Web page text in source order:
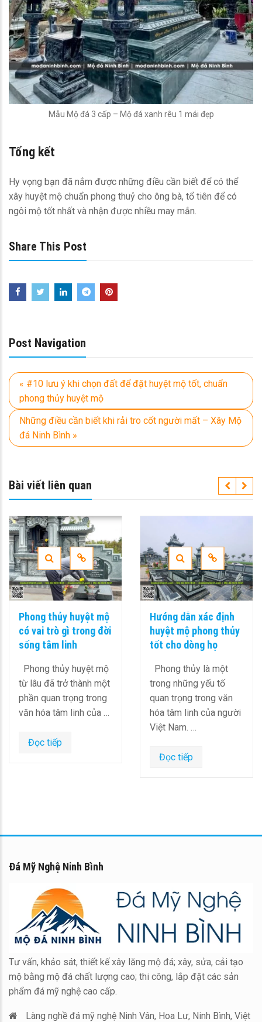
Mẫu Mộ đá 3 cấp – Mộ đá xanh rêu 1 mái đẹp
Tổng kết
Hy vọng bạn đã nắm được những điều cần biết để có thể
xây huyệt mộ chuẩn phong thuỷ cho ông bà, tổ tiên để có
ngôi mộ tốt nhất và nhận được nhiều may mắn.
Share This Post
Post Navigation
« #10 lưu ý khi chọn đất để đặt huyệt mộ tốt, chuẩn
phong thủy huyệt mộ
Những điều cần biết khi rải tro cốt người mất – Xây Mộ
đá Ninh Bình »
Bài viết liên quan
Phong thủy huyệt mộ
có vai trò gì trong đời
sống tâm linh
Phong thủy huyệt mộ
từ lâu đã trở thành một
phần quan trọng trong
văn hóa tâm linh của …
Đọc tiếp
Hướng dẫn xác định
huyệt mộ phong thủy
tốt cho dòng họ
Phong thủy là một
trong những yếu tố
quan trọng trong văn
hóa tâm linh của người
Việt Nam. …
Đọc tiếp
Đá Mỹ Nghệ Ninh Bình
Tư vấn, khảo sát, thiết kế xây lăng mộ đá; xây, sửa, cải tạo
mộ bằng mộ đá chất lượng cao; thi công, lắp đặt các sản
phẩm đá mỹ nghệ cao cấp.
Làng nghề đá mỹ nghệ Ninh Vân, Hoa Lư, Ninh Bình, Việt